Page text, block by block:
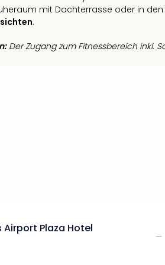
mit Dachterrasse oder in
.
Der Zugang zum Fitnessbereich inkl.
Plaza Hotel